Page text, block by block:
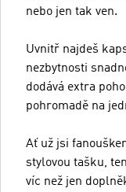
nebo jen tak ven.
Uvnitř najdeš
nezbytnosti
dodává extra
pohromadě na
Ať už jsi
stylovou tašku,
víc než jen